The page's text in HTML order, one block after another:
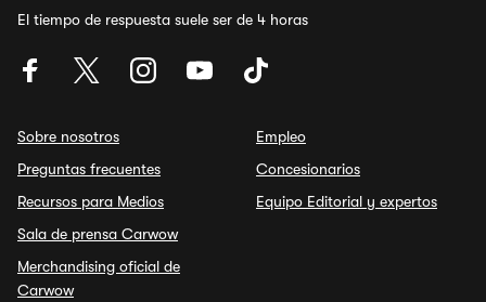
El tiempo de respuesta suele ser de 4 horas
Sobre nosotros
Preguntas frecuentes
Recursos para Medios
Sala de prensa Carwow
Merchandising oficial de
Carwow
Empleo
Concesionarios
Equipo Editorial y expertos